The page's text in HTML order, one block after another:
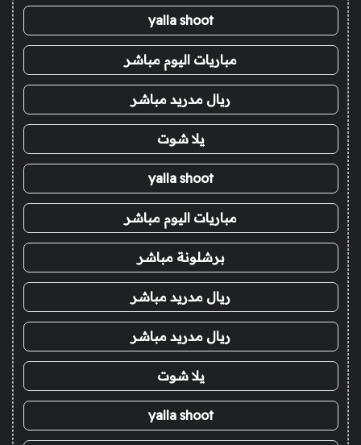
yalla shoot
مباريات اليوم مباشر
ريال مدريد مباشر
يلا شوت
yalla shoot
مباريات اليوم مباشر
برشلونة مباشر
ريال مدريد مباشر
ريال مدريد مباشر
يلا شوت
yalla shoot